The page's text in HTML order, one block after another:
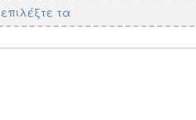
επιλέξτε τα